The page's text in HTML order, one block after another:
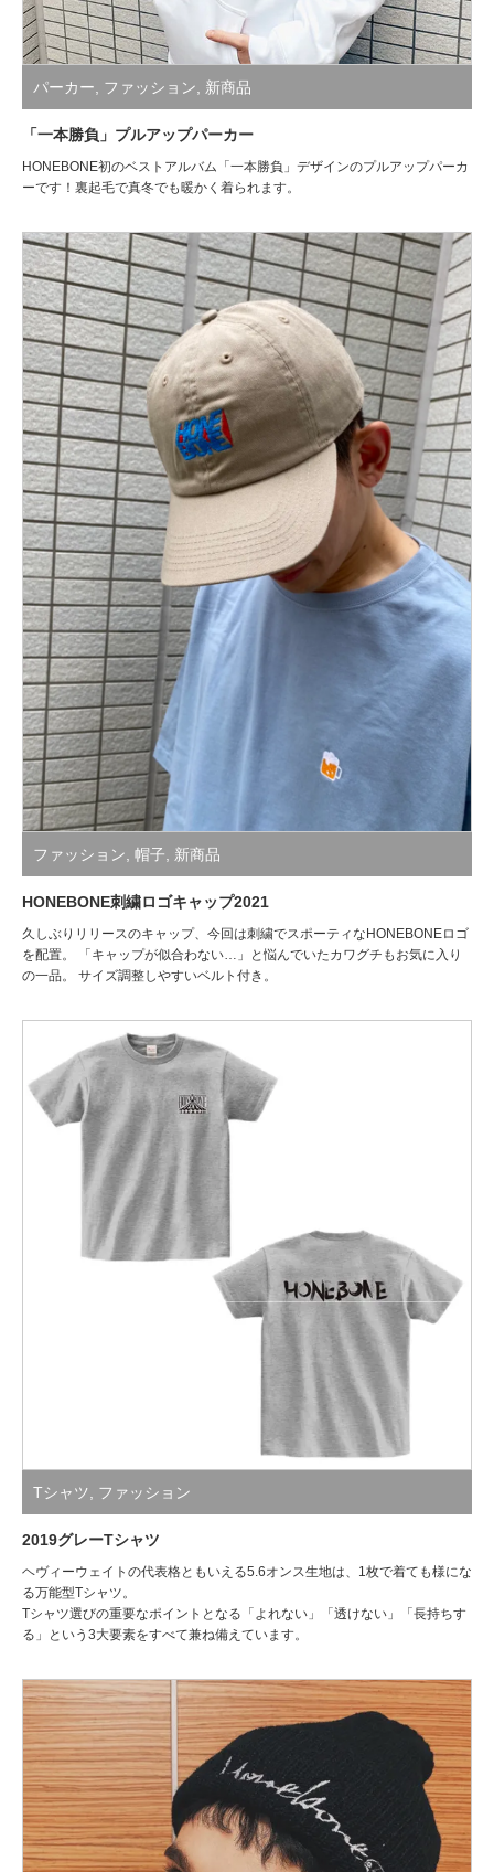
パーカー, ファッション, 新商品
「一本勝負」プルアップパーカー
HONEBONE初のベストアルバム「一本勝負」デザインのプルアップパーカ
ーです！裏起毛で真冬でも暖かく着られます。
ファッション 帽子 新商品
HONEBONE刺繍ロゴキャップ2021
久しぶりリリースのキャップ、今回は刺繍でスポーティなHONEBONEロゴ
を配置。 「キャップが似合わない…」と悩んでいたカワグチもお気に入り
の一品。 サイズ調整しやすいベルト付き。
Tシャツ ファッション
2019グレーTシャツ
ヘヴィーウェイトの代表格ともいえる5.6オンス生地は、1枚で着ても様にな
る万能型Tシャツ。
Tシャツ選びの重要なポイントとなる「よれない」「透けない」「長持ちす
る」という3大要素をすべて兼ね備えています。